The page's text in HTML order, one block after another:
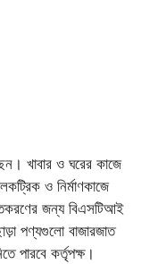
খাবার ও ঘরের কাজে
ও নির্মাণকাজে
জন্য বিএসটিআই
পণ্যগুলো বাজারজাত
পারবে কর্তৃপক্ষ।